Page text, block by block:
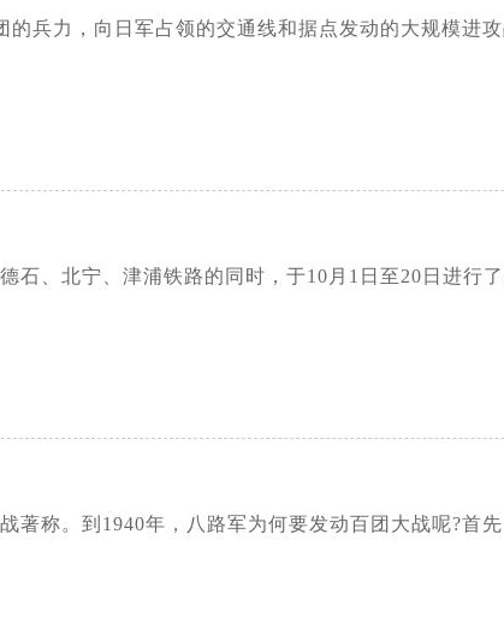
兵力，向日军占领的交通线和据点发动的大规模进
石、北宁、津浦铁路的同时，于10月1日至20日进行
著称。到1940年，八路军为何要发动百团大战呢?首